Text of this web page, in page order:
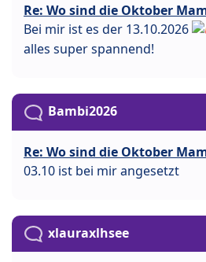
Re: Wo sind die Oktober
Bei mir ist es der 13.10.2026
alles super spannend!
Bambi2026
Re: Wo sind die Oktober
03.10 ist bei mir angesetzt
xlauraxlhsee